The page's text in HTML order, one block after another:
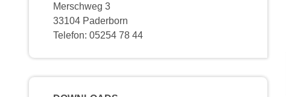
Merschweg 3
33104 Paderborn
Telefon: 05254 78 44